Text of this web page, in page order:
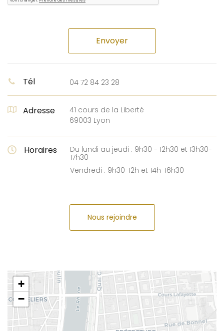
Envoyer
Tél 04 72 84 23 28
Adresse
41 cours de la Liberté
69003 Lyon
Horaires
Du lundi au jeudi : 9h30 - 12h30 et 13h30-
17h30
Vendredi : 9h30-12h et 14h-16h30
Nous rejoindre
+
−